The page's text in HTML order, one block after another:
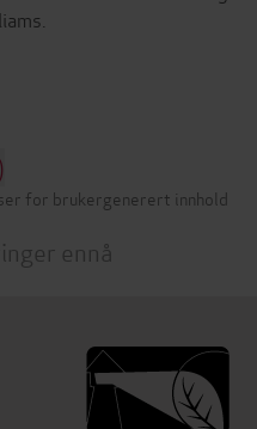
for brukergenerert innhold
ennå